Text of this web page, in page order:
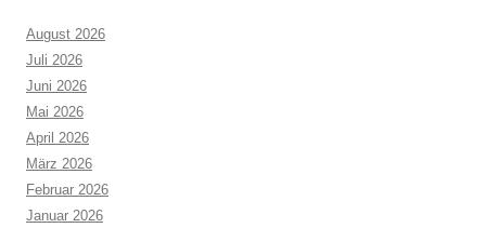
August 2026
Juli 2026
Juni 2026
Mai 2026
April 2026
März 2026
Februar 2026
Januar 2026